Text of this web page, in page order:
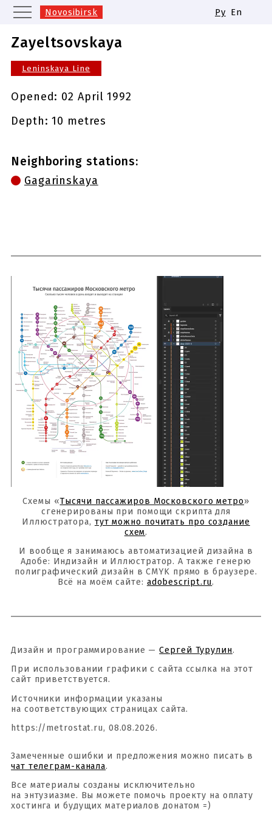
Novosibirsk
Yekaterinburg
Nizhny Novgorod
Same names of metro stations
Ру En
Zayeltsovskaya
Leninskaya Line
Opened: 02 April 1992
Depth: 10 metres
Neighboring stations:
Gagarinskaya
Схемы «Тысячи пассажиров Московского метро»
сгенерированы при помощи скрипта для
Иллюстратора, тут можно почитать про создание
схем.
И вообще я занимаюсь автоматизацией дизайна в
Адобе: Индизайн и Иллюстратор. А также генерю
полиграфический дизайн в CMYK прямо в браузере.
Всё на моём сайте: adobescript.ru.
Дизайн и программирование —Сергей Турулин.
При использовании графики с сайта ссылка на этот
сайт приветствуется.
Источники информации указаны
на соответствующих страницах сайта.
https://metrostat.ru, 08.08.2026.
Замеченные ошибки и предложения можно писать в
чат телеграм-канала.
Все материалы созданы исключительно
на энтузиазме. Вы можете помочь проекту на оплату
хостинга и будущих материалов донатом =)